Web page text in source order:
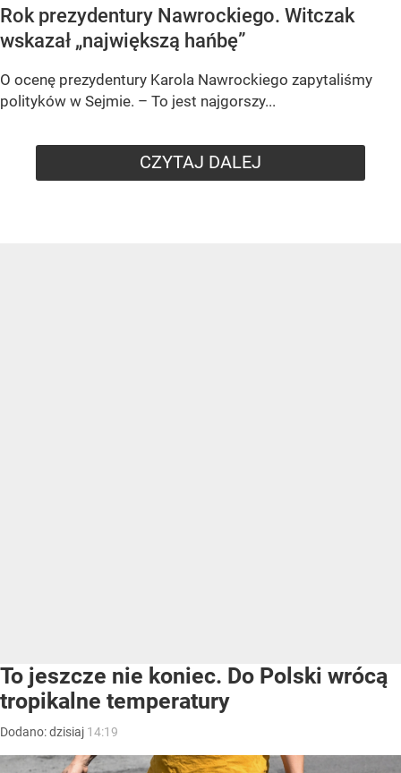
Rok prezydentury Nawrockiego. Witczak
wskazał „największą hańbę”
O ocenę prezydentury Karola Nawrockiego zapytaliśmy
polityków w Sejmie. – To jest najgorszy...
CZYTAJ DALEJ
To jeszcze nie koniec. Do Polski wrócą
tropikalne temperatury
Dodano:dzisiaj 14:19